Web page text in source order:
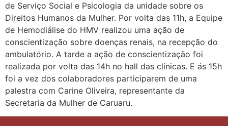
de Serviço Social e Psicologia da unidade sobre os
Direitos Humanos da Mulher. Por volta das 11h, a Equipe
de Hemodiálise do HMV realizou uma ação de
conscientização sobre doenças renais, na recepção do
ambulatório. A tarde a ação de conscientização foi
realizada por volta das 14h no hall das clínicas. E ás 15h
foi a vez dos colaboradores participarem de uma
palestra com Carine Oliveira, representante da
Secretaria da Mulher de Caruaru.